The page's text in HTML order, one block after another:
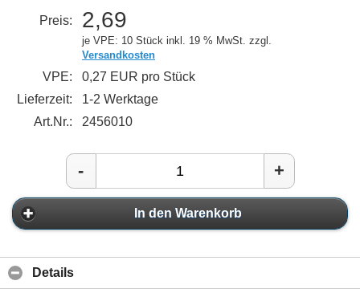
Preis: 2,69
je VPE: 10 Stück inkl. 19 % MwSt. zzgl.
Versandkosten
VPE:
0,27 EUR pro Stück
Lieferzeit:
1-2 Werktage
Art.Nr.:
2456010
- +
In den Warenkorb
Details